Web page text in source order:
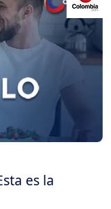
es la